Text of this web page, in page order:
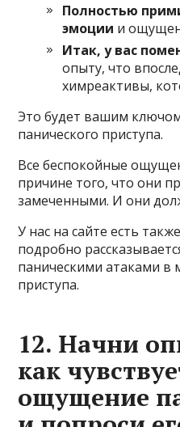
Полностью
эмоции и
Итак, у вас
опыту, что
химреактивы,
Это будет вашим
панического приступа.
Все беспокойные
причине того, что они
замеченными. И они
У нас на сайте есть
подробно
паническими атаками в
приступа.
12. Начни
как
ощущение